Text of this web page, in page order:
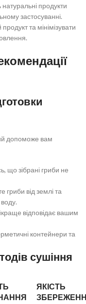
продукти
застосуванні.
та мінімізувати
допоможе вам
що зібрані гриби не
гриби від землі та
відповідає вашим
контейнери та
сушіння
ЯКІСТЬ